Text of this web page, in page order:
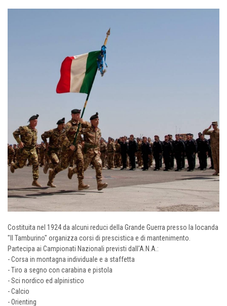
Costituita nel 1924 da alcuni reduci della Grande Guerra presso la locanda
"Il Tamburino" organizza corsi di prescistica e di mantenimento.
Partecipa ai Campionati Nazionali previsti dall'A.N.A.:
- Corsa in montagna individuale e a staffetta
- Tiro a segno con carabina e pistola
- Sci nordico ed alpinistico
- Calcio
- Orienting